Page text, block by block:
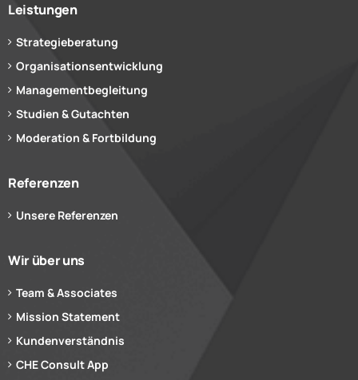
Leistungen
Strategieberatung
Organisationsentwicklung
Managementbegleitung
Studien & Gutachten
Moderation & Fortbildung
Referenzen
Unsere Referenzen
Wir über uns
Team & Associates
Mission Statement
Kundenverständnis
CHE Consult App